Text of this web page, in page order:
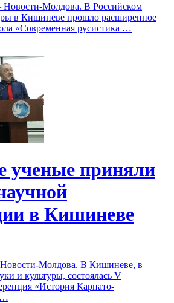
Молдова. В Российском
в Кишиневе прошло расширенное
«Современная русистика …
ученые приняли
в Кишиневе
Молдова. В Кишиневе, в
и культуры, состоялась V
«История Карпато-
…